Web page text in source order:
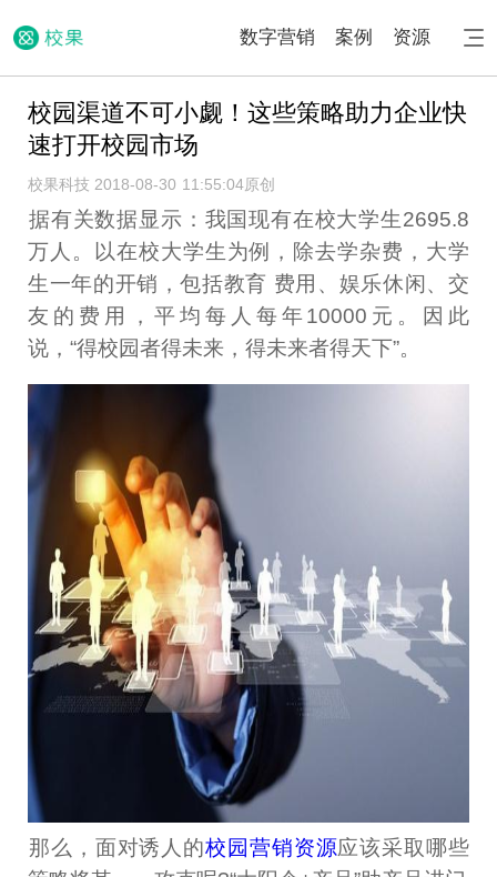
数字营销 案例 资源
校园渠道不可小觑！这些策略助力企业快
速打开校园市场
校果科技 2018-08-30 11:55:04原创
​​​据有关数据显示：我国现有在校大学生2695.8
万人。以在校大学生为例，除去学杂费，大学
生一年的开销，包括教育 费用、娱乐休闲、交
友的费用，平均每人每年10000元。因此
说，“得校园者得未来，得未来者得天下”。
​那么，面对诱人的校园营销资源应该采取哪些